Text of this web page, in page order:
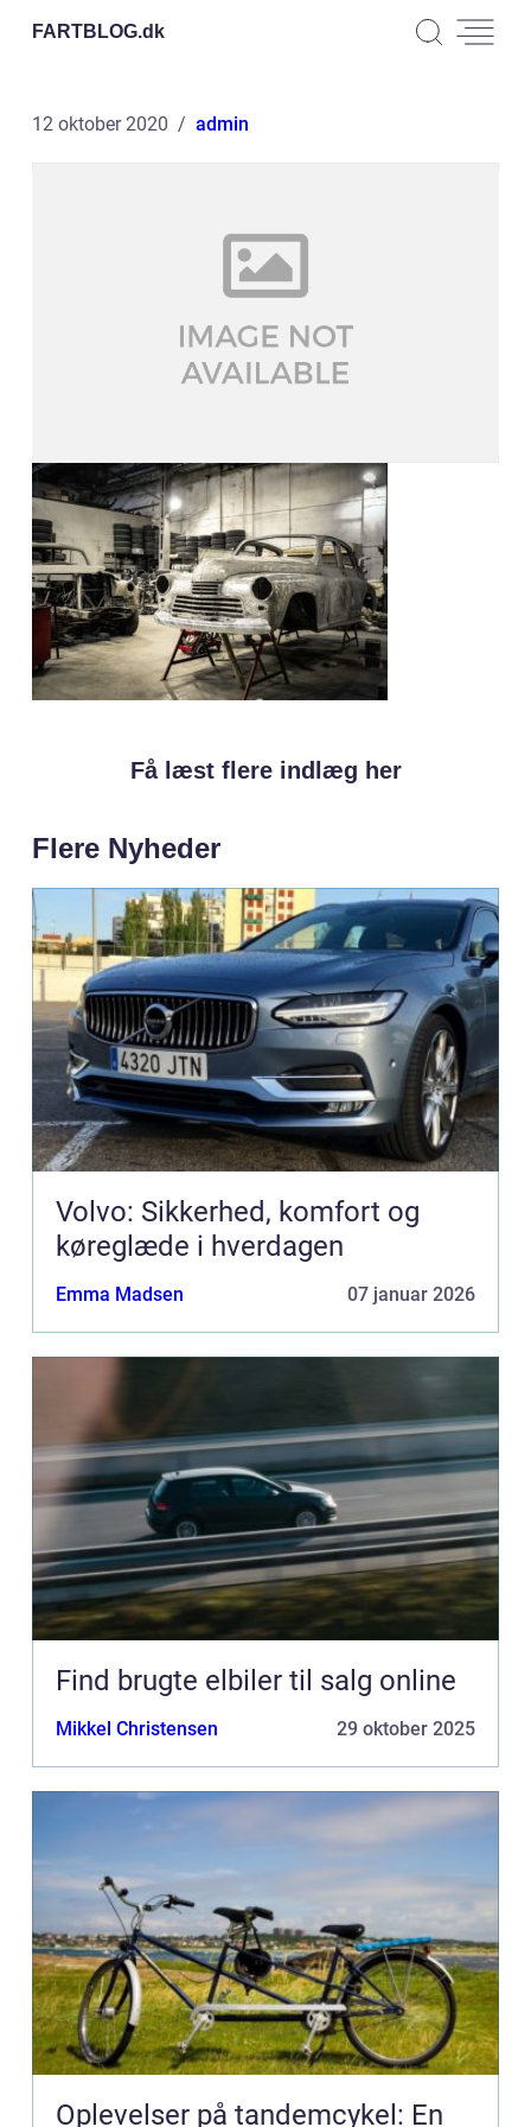
FARTBLOG.dk
12 oktober 2020 admin
Få læst flere indlæg her
Flere Nyheder
Volvo: Sikkerhed, komfort og
køreglæde i hverdagen
Emma Madsen 07 januar 2026
Find brugte elbiler til salg online
Mikkel Christensen 29 oktober 2025
Oplevelser på tandemcykel: En